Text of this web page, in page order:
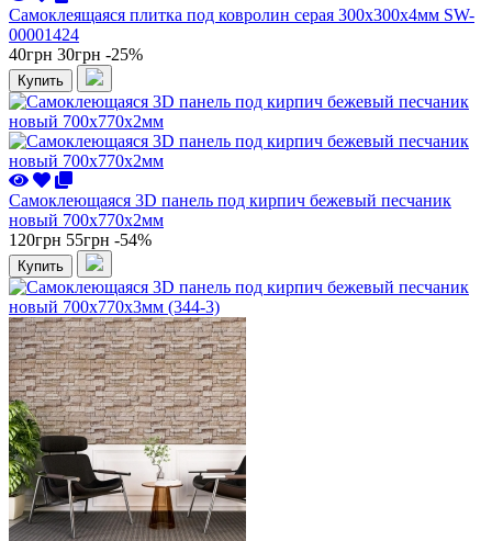
Самоклеящаяся плитка под ковролин серая 300х300х4мм SW-
00001424
40грн 30грн -25%
Купить
Самоклеющаяся 3D панель под кирпич бежевый песчаник
новый 700x770x2мм
120грн 55грн -54%
Купить